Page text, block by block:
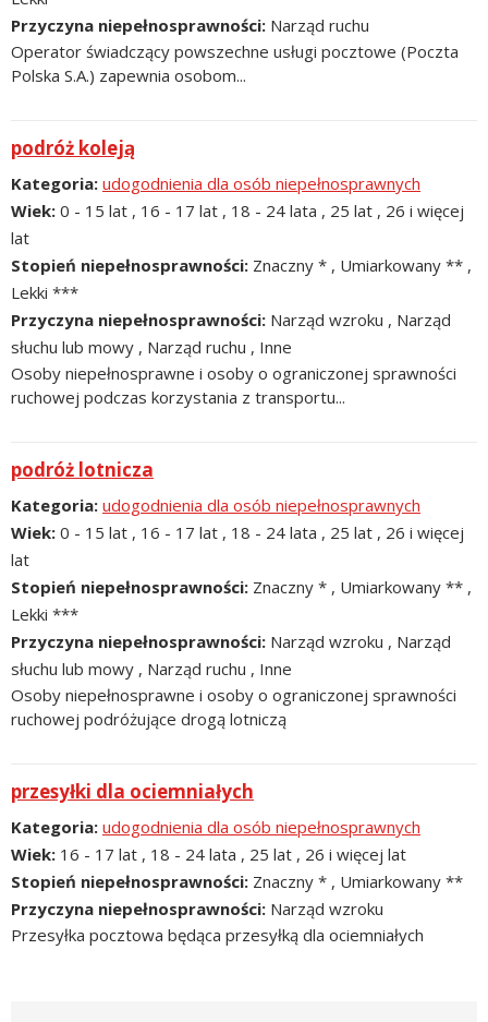
Przyczyna niepełnosprawności Narząd ruchu
Operator świadczący powszechne usługi pocztowe (Poczta
Polska S.A.) zapewnia osobom...
podróż koleją
Kategoria udogodnienia dla osób niepełnosprawnych
Wiek 0 - 15 lat , 16 - 17 lat , 18 - 24 lata , 25 lat , 26 i więcej
lat
Stopień niepełnosprawności Znaczny * , Umiarkowany ** ,
Lekki ***
Przyczyna niepełnosprawności Narząd wzroku , Narząd
słuchu lub mowy , Narząd ruchu , Inne
Osoby niepełnosprawne i osoby o ograniczonej sprawności
ruchowej podczas korzystania z transportu...
podróż lotnicza
Kategoria udogodnienia dla osób niepełnosprawnych
Wiek 0 - 15 lat , 16 - 17 lat , 18 - 24 lata , 25 lat , 26 i więcej
lat
Stopień niepełnosprawności Znaczny * , Umiarkowany ** ,
Lekki ***
Przyczyna niepełnosprawności Narząd wzroku , Narząd
słuchu lub mowy , Narząd ruchu , Inne
Osoby niepełnosprawne i osoby o ograniczonej sprawności
ruchowej podróżujące drogą lotniczą
przesyłki dla ociemniałych
Kategoria udogodnienia dla osób niepełnosprawnych
Wiek 16 - 17 lat , 18 - 24 lata , 25 lat , 26 i więcej lat
Stopień niepełnosprawności Znaczny * , Umiarkowany **
Przyczyna niepełnosprawności Narząd wzroku
Przesyłka pocztowa będąca przesyłką dla ociemniałych